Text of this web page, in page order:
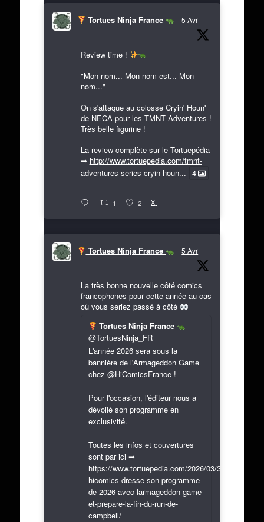
Tortues Ninja France 5 Avr
Review time !
"Mon nom... Mon nom est... Mon
nom..."
On s'attaque au colosse Cryin' Houn'
de NECA pour les TMNT Adventures !
Très belle figurine !
La review complète sur le Tortuepédia
➡ http://www.tortuepedia.com/tmnt-
adventures-series-cryin-houn... 4
1 2 X
Tortues Ninja France 5 Avr
La très bonne nouvelle côté comics
francophones pour cette année au cas
où vous seriez passé à côté
Tortues Ninja France
@TortuesNinja_FR
L'année 2026 sera sous la
bannière de l'Armageddon Game
chez @HiComicsFrance !
Pour l'occasion, l'éditeur nous a
dévoilé son programme en
exclusivité.
Toutes les infos et couvertures
sont par ici ➡
https://www.tortuepedia.com/2026/03/31/exclusif-
hicomics-dresse-son-programme-
de-2026-avec-larmageddon-game-
et-prepare-la-fin-du-run-de-
campbell/